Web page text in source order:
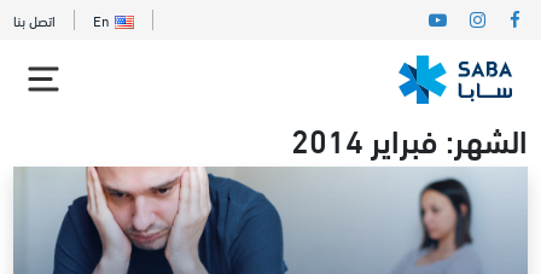
En اتصل بنا
الشهر: فبراير 2014